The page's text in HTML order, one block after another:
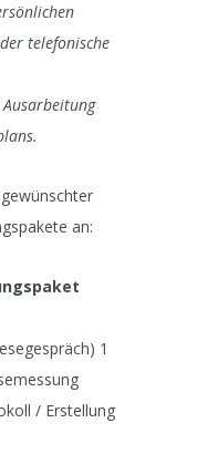
telefonische
an:
1
/ Erstellung